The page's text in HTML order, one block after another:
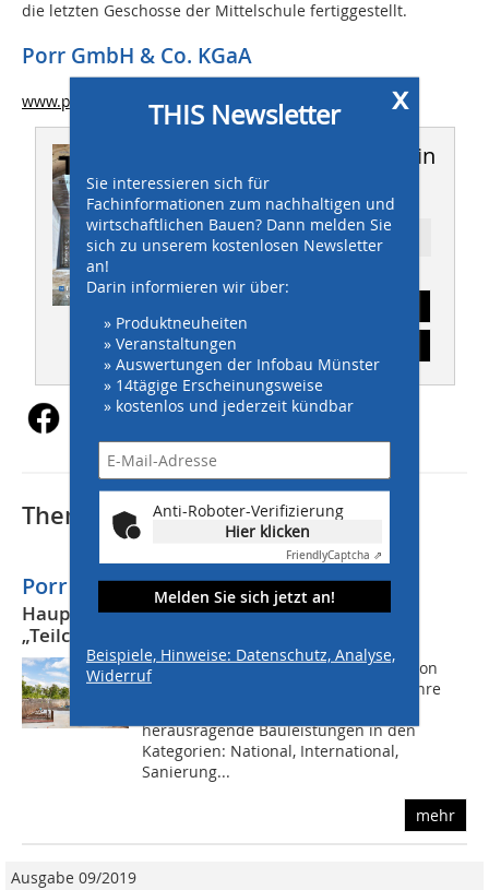
die letzten Geschosse der Mittelschule fertiggestellt.
Porr GmbH & Co. KGaA
www.porr.de
Dieser Artikel erschien in
THIS 5-6/2024
Ressort: HOCHBAU
x
THIS Newsletter
Sie interessieren sich für
Fachinformationen zum nachhaltigen und
wirtschaftlichen Bauen? Dann melden Sie
sich zu unserem kostenlosen Newsletter
an!
Darin informieren wir über:
» Produktneuheiten
» Veranstaltungen
» Auswertungen der Infobau Münster
» 14tägige Erscheinungsweise
» kostenlos und jederzeit kündbar
Anti-Roboter-Verifizierung
Hier klicken
FriendlyCaptcha ⇗
Melden Sie sich jetzt an!
Beispiele, Hinweise: Datenschutz, Analyse,
Widerruf
Thematisch passende Artikel:
Porr gewinnt Solid Bautechpreis 2021
Hauptpreis für Ingenieurbauprojekt
„Teilchenbeschleuniger FAIR“
Die Solid-Fachjury unter der Leitung von
Prof. W. Reismann vergibt alle zwei Jahre
herausragende Bauleistungen in den
Kategorien: National, International,
Sanierung...
mehr
Ausgabe 09/2019